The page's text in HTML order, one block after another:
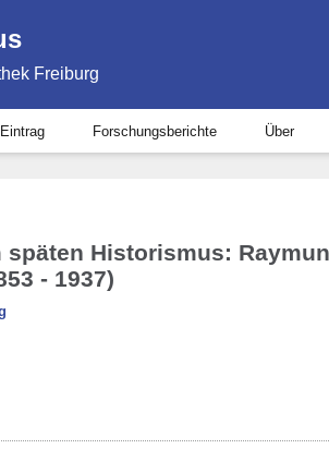
Freiburg
Forschungsberichte Über
späten Historismus:
- 1937)